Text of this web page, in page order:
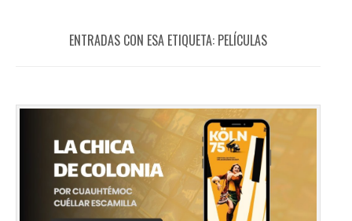
ENTRADAS CON ESA ETIQUETA: PELÍCULAS